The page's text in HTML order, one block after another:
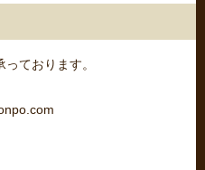
ております。